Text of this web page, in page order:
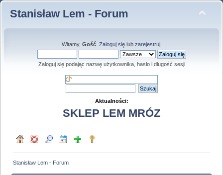
Stanisław Lem - Forum
Witamy, Gość. Zaloguj sięlub zarejestruj.
Zaloguj się podając nazwę użytkownika, hasło i długość sesji
Aktualności:
SKLEP LEM MRÓZ
Stanisław Lem - Forum